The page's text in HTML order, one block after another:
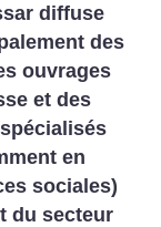
diffuse
des
ouvrages
et des
en
sociales)
du secteur